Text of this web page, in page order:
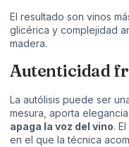
El resultado son vinos
glicérica y complejidad
madera.
Autenticidad
La autólisis puede ser
mesura, aporta
apaga la voz del vino.
en el que la técnica